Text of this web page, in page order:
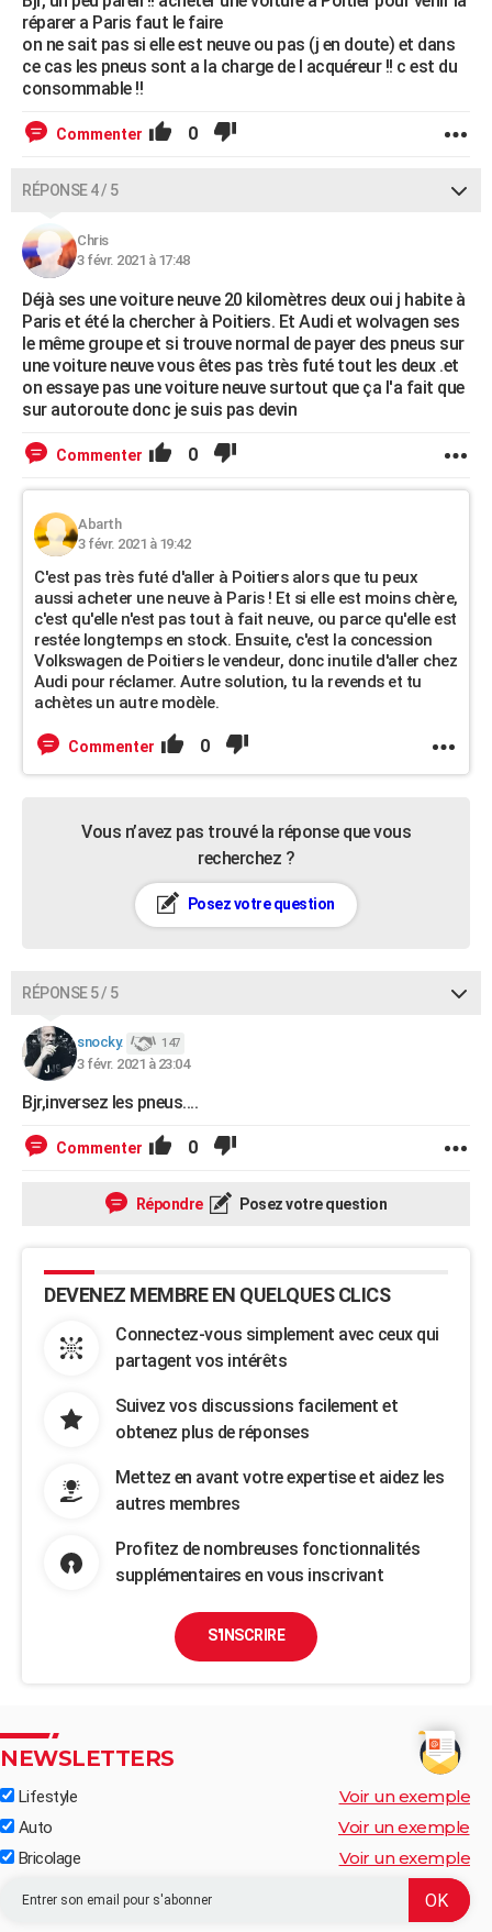
réparer a Paris faut le faire
on ne sait pas si elle est neuve ou pas (j en doute) et dans
ce cas les pneus sont a la charge de l acquéreur !! c est du
consommable !!
Commenter 0
RÉPONSE 4 / 5
Chris
3 févr. 2021 à 17:48
Déjà ses une voiture neuve 20 kilomètres deux oui j habite à
Paris et été la chercher à Poitiers. Et Audi et wolvagen ses
le même groupe et si trouve normal de payer des pneus sur
une voiture neuve vous êtes pas très futé tout les deux .et
on essaye pas une voiture neuve surtout que ça l'a fait que
sur autoroute donc je suis pas devin
Commenter 0
Abarth
3 févr. 2021 à 19:42
C'est pas très futé d'aller à Poitiers alors que tu peux
aussi acheter une neuve à Paris ! Et si elle est moins chère,
c'est qu'elle n'est pas tout à fait neuve, ou parce qu'elle est
restée longtemps en stock. Ensuite, c'est la concession
Volkswagen de Poitiers le vendeur, donc inutile d'aller chez
Audi pour réclamer. Autre solution, tu la revends et tu
achètes un autre modèle.
Commenter 0
Vous n’avez pas trouvé la réponse que vous
recherchez ?
Posez votre question
RÉPONSE 5 / 5
snocky. 147
3 févr. 2021 à 23:04
Bjr,inversez les pneus....
Commenter 0
Répondre Posez votre question
DEVENEZ MEMBRE EN QUELQUES CLICS
Connectez-vous simplement avec ceux qui
partagent vos intérêts
Suivez vos discussions facilement et
obtenez plus de réponses
Mettez en avant votre expertise et aidez les
autres membres
Profitez de nombreuses fonctionnalités
supplémentaires en vous inscrivant
S'INSCRIRE
NEWSLETTERS
Lifestyle Voir un exemple
Auto Voir un exemple
Bricolage Voir un exemple